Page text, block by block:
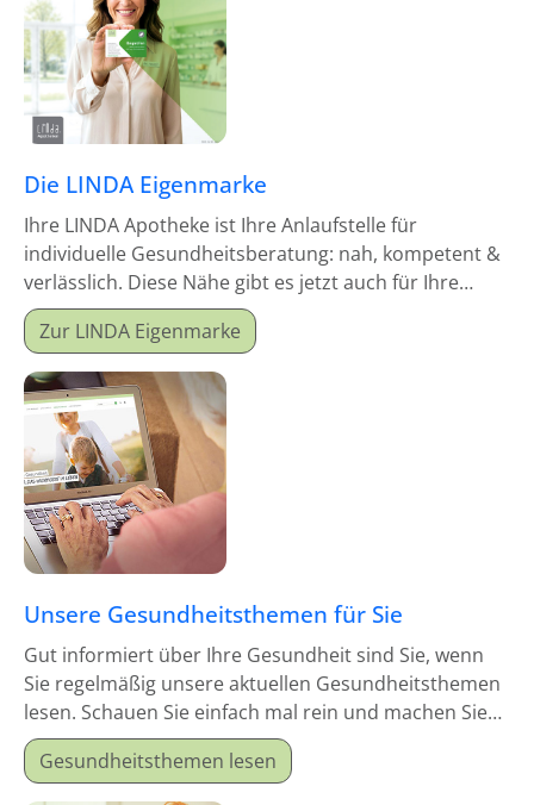
Die LINDA Eigenmarke
Ihre LINDA Apotheke ist Ihre Anlaufstelle für
individuelle Gesundheitsberatung: nah, kompetent &
verlässlich. Diese Nähe gibt es jetzt auch für Ihre
Hausapotheke!
Zur LINDA Eigenmarke
Unsere Gesundheitsthemen für Sie
Gut informiert über Ihre Gesundheit sind Sie, wenn
Sie regelmäßig unsere aktuellen Gesundheitsthemen
lesen. Schauen Sie einfach mal rein und machen Sie
sich schlau!
Gesundheitsthemen lesen